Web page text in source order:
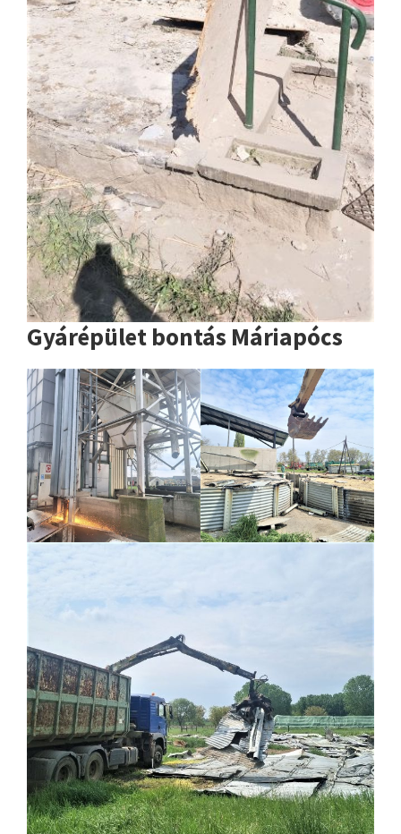
Gyárépület bontás Máriapócs